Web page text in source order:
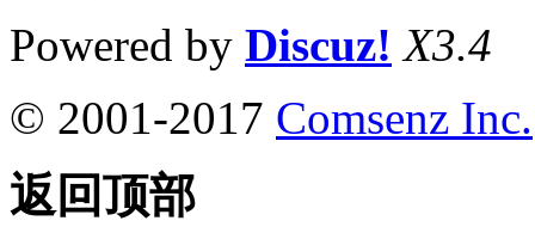
Powered by Discuz! X3.4
© 2001-2017 Comsenz Inc.
返回顶部